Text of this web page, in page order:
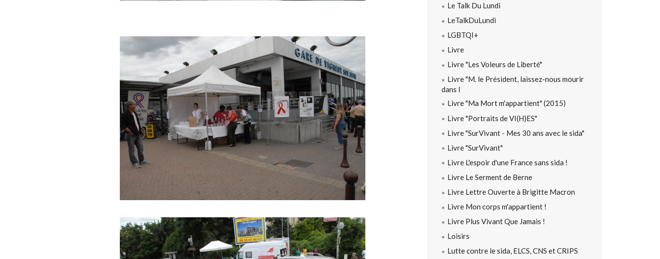
Le Talk Du Lundi
LeTalkDuLundi
LGBTQI+
Livre
Livre "Les Voleurs de Liberté"
Livre "M. le Président, laissez-nous mourir
dans l
Livre "Ma Mort m'appartient" (2015)
Livre "Portraits de VI(H)ES"
Livre "SurVivant - Mes 30 ans avec le sida"
Livre "SurVivant"
Livre L'espoir d'une France sans sida !
Livre Le Serment de Berne
Livre Lettre Ouverte à Brigitte Macron
Livre Mon corps m'appartient !
Livre Plus Vivant Que Jamais !
Loisirs
Lutte contre le sida, ELCS, CNS et CRIPS